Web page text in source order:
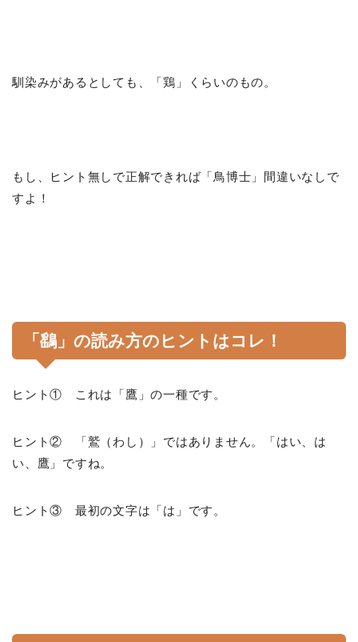
馴染みがあるとしても、「鶏」くらいのもの。
もし、ヒント無しで正解できれば「鳥博士」間違いなしで
すよ！
「鷂」の読み方のヒントはコレ！
ヒント① これは「鷹」の一種です。
ヒント② 「鷲（わし）」ではありません。「はい、は
い、鷹」ですね。
ヒント③ 最初の文字は「は」です。